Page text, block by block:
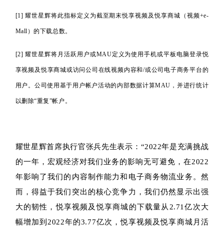
[1] 耀世星辉将此指标定义为截至期末悦享视频及悦享商城（视频+e-
Mall）的下载总数。
[2]耀世星辉将月活跃用户或MAU定义为使用手机或平板电脑登录悦
享视频及悦享商城或访问公司在线视频内容和/或公司电子商务平台的
用户。 公司使用基于用户帐户活动的内部数据计算MAU，并进行统计
以删除“重复”帐户。
耀世星辉首席执行官张兵先生表示：“2022年是充满挑战
的一年，宏观经济对我们业务的影响无可避免，在2022
年影响了我们的内容制作能力和电子商务物流业务。然
而，得益于我们突出的核心竞争力，我们仍然显示出强
大的韧性，悦享视频及悦享商城的下载量从2.71亿次大
幅增加到2022年的3.77亿次，悦享视频及悦享商城月活